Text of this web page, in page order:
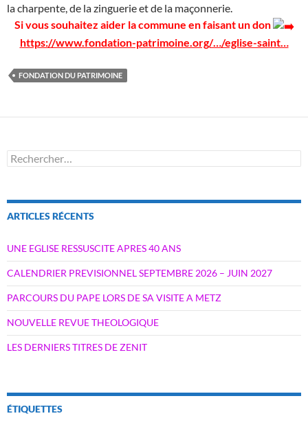
la charpente, de la zinguerie et de la maçonnerie.
Si vous souhaitez aider la commune en faisant un don
https://www.fondation-patrimoine.org/…/eglise-saint…
FONDATION DU PATRIMOINE
Rechercher :
ARTICLES RÉCENTS
UNE EGLISE RESSUSCITE APRES 40 ANS
CALENDRIER PREVISIONNEL SEPTEMBRE 2026 – JUIN 2027
PARCOURS DU PAPE LORS DE SA VISITE A METZ
NOUVELLE REVUE THEOLOGIQUE
LES DERNIERS TITRES DE ZENIT
ÉTIQUETTES